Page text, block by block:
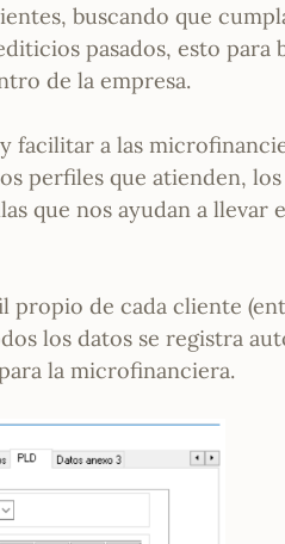
buscando que
pasados, esto para
de la empresa.
facilitar a las
perfiles que atienden, los
que nos ayudan a llevar
propio de cada cliente
los datos se registra
la microfinanciera.